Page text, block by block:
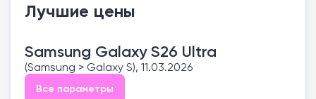
Лучшие цены
Samsung Galaxy S26 Ultra
(Samsung > Galaxy S), 11.03.2026
Все параметры